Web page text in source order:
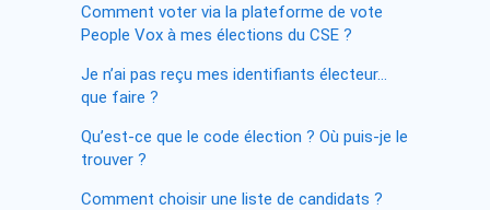
Comment voter via la plateforme de vote
People Vox à mes élections du CSE ?
Je n’ai pas reçu mes identifiants électeur…
que faire ?
Qu’est-ce que le code élection ? Où puis-je le
trouver ?
Comment choisir une liste de candidats ?